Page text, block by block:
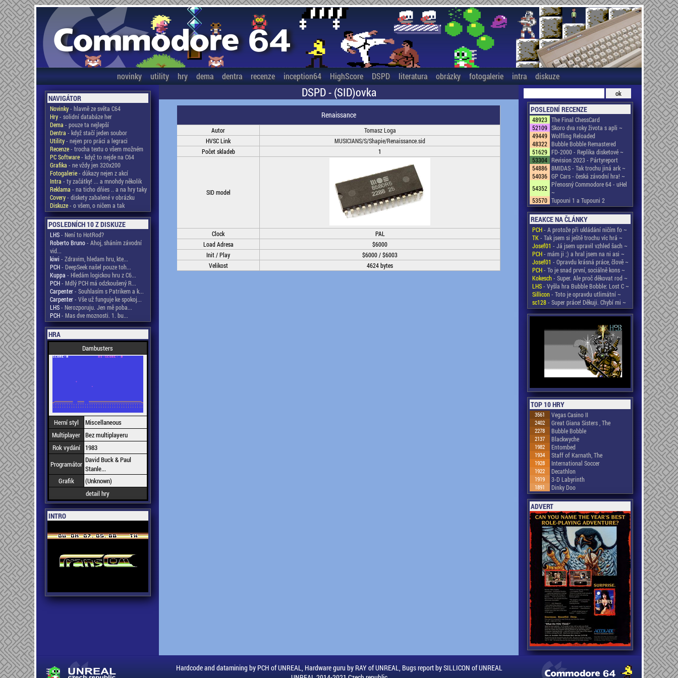
novinky utility hry dema dentra recenze inception64 HighScore DSPD literatura obrázky fotogalerie intra diskuze
NAVIGÁTOR
Novinky- hlavně ze světa C64
Hry- solidní databáze her
Dema - pouze ta nejlepší
Dentra - když stačí jeden soubor
Utility- nejen pro práci a legraci
Recenze- trocha textu o všem možném
PC Software- když to nejde na C64
Grafika - ne vždy jen 320x200
Fotogalerie- důkazy nejen z akcí
Intra - ty začátky! ... a mnohdy několik
Reklama - na ticho dňies .. a na hry taky
Covery- diskety zabalené v obrázku
Diskuze- o všem, o ničem a tak
POSLEDNÍCH 10 Z DISKUZE
LHS- Není to HotRod?
Roberto Bruno- Ahoj, sháním závodní
vid...
kiwi - Zdravim, hledam hru, kte...
PCH- DeepSeek našel pouze toh...
Kuppa - Hledám logickou hru z C6...
PCH- Mdlý PCH má odzkoušený R...
Carpenter- Souhlasím s Patrikem a k...
Carpenter- Vše už funguje ke spokoj...
LHS- Nerozporuju. Jen mě poba...
PCH- Mas dve moznosti. 1. bu...
HRA
Dambusters
Herní styl
Miscellaneous
Multiplayer Bez multiplayeru
Rok vydání
1983
Programátor David Buck & Paul
Stanle...
Grafik
(Unknown)
detail hry
INTRO
DSPD - (SID)ovka
Renaissance
Autor
Tomasz Loga
HVSC Link
MUSICIANS/S/Shapie/Renaissance.sid
Počet skladeb
1
SID model
Clock
PAL
Load Adresa
$6000
Init / Play
$6000 / $6003
Velikost
4624 bytes
POSLEDNÍ RECENZE
48923 The Final ChessCard
52109 Skoro dva roky života s apli ~
49449 Wolfling Reloaded
48322 Bubble Bobble Remastered
51629 FD-2000 - Replika disketové ~
53304 Revision 2023 - Pártyreport
54886 8MIDAS - Tak trochu jiná ark ~
54036 GP Cars - česká závodní hra! ~
54352 Přenosný Commodore 64 - uHel
~
53570 Tupouni 1 a Tupouni 2
REAKCE NA ČLÁNKY
PCH- A protože při ukládání ničím fo ~
TK- Tak jsem si ještě trochu víc hrá ~
Josef01 - Já jsem upravil vzhled šach ~
PCH- mám ji ;) a hral jsem na ni asi ~
Josef01 - Opravdu krásná práce, člově ~
PCH- To je snad první, sociálně kons ~
Kokesch- Super. Ale proč děkovat rod ~
LHS- Vyšla hra Bubble Bobble: Lost C ~
Sillicon- Toto je opravdu utlimátní ~
sc128- Super práce! Děkuji. Chybí mi ~
TOP 10 HRY
3561 Vegas Casino II
2402 Great Giana Sisters , The
2278 Bubble Bobble
2137 Blackwyche
1982 Entombed
1934 Staff of Karnath, The
1928 International Soccer
1922 Decathlon
1919 3-D Labyrinth
1891 Dinky Doo
ADVERT
Hardcode and datamining by PCH of UNREAL, Hardware guru by RAY of UNREAL, Bugs report by SILLICON of UNREAL